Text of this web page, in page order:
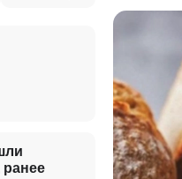
ранее